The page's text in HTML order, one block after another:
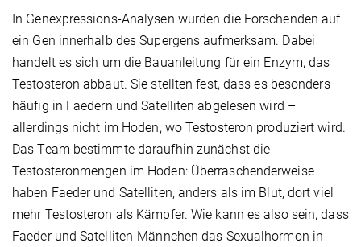
In Genexpressions-Analysen wurden die Forschenden auf
ein Gen innerhalb des Supergens aufmerksam. Dabei
handelt es sich um die Bauanleitung für ein Enzym, das
Testosteron abbaut. Sie stellten fest, dass es besonders
häufig in Faedern und Satelliten abgelesen wird –
allerdings nicht im Hoden, wo Testosteron produziert wird.
Das Team bestimmte daraufhin zunächst die
Testosteronmengen im Hoden: Überraschenderweise
haben Faeder und Satelliten, anders als im Blut, dort viel
mehr Testosteron als Kämpfer. Wie kann es also sein, dass
Faeder und Satelliten-Männchen das Sexualhormon in